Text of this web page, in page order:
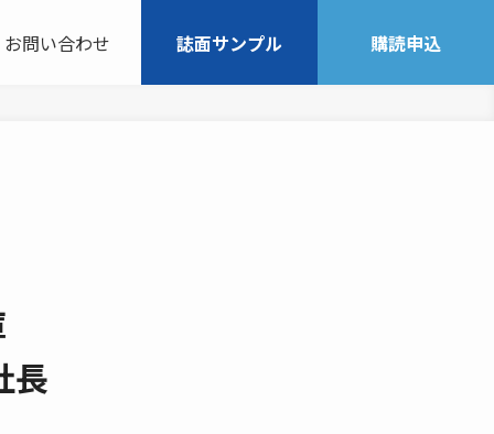
お問い合わせ 誌面サンプル 購読申込
長